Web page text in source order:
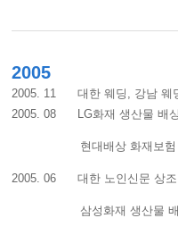
2005
2005. 11 대한 웨딩, 강남 웨
2005. 08 LG화재 생산물 배상
현대배상 화재보
2005. 06 대한 노인신문 상조
삼성화재 생산물